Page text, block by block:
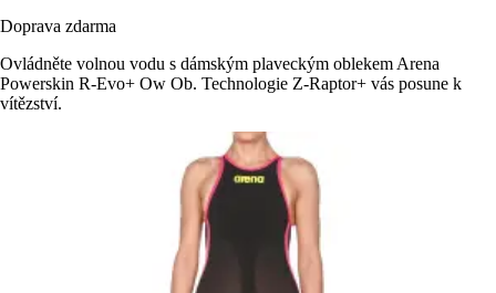
Doprava zdarma
Ovládněte volnou vodu s dámským plaveckým oblekem Arena
Powerskin R-Evo+ Ow Ob. Technologie Z-Raptor+ vás posune k
vítězství.